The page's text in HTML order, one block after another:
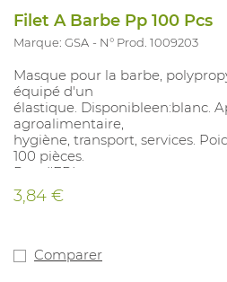
Filet A Barbe Pp 100 Pcs
Marque: GSA N° Prod. 1009203
Masque pour la barbe,
équipé d'un
élastique. Disponibleen:blanc.
agroalimentaire,
hygiène, transport, services.
100 pièces.
Pas d'EPI.
3,84 €
Comparer